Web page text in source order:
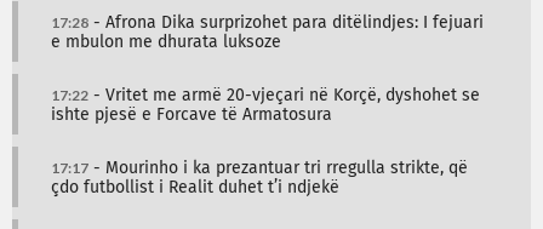
17:28 - Afrona Dika surprizohet para ditëlindjes: I fejuari
e mbulon me dhurata luksoze
17:22 - Vritet me armë 20-vjeçari në Korçë, dyshohet se
ishte pjesë e Forcave të Armatosura
17:17 - Mourinho i ka prezantuar tri rregulla strikte, që
çdo futbollist i Realit duhet t’i ndjekë